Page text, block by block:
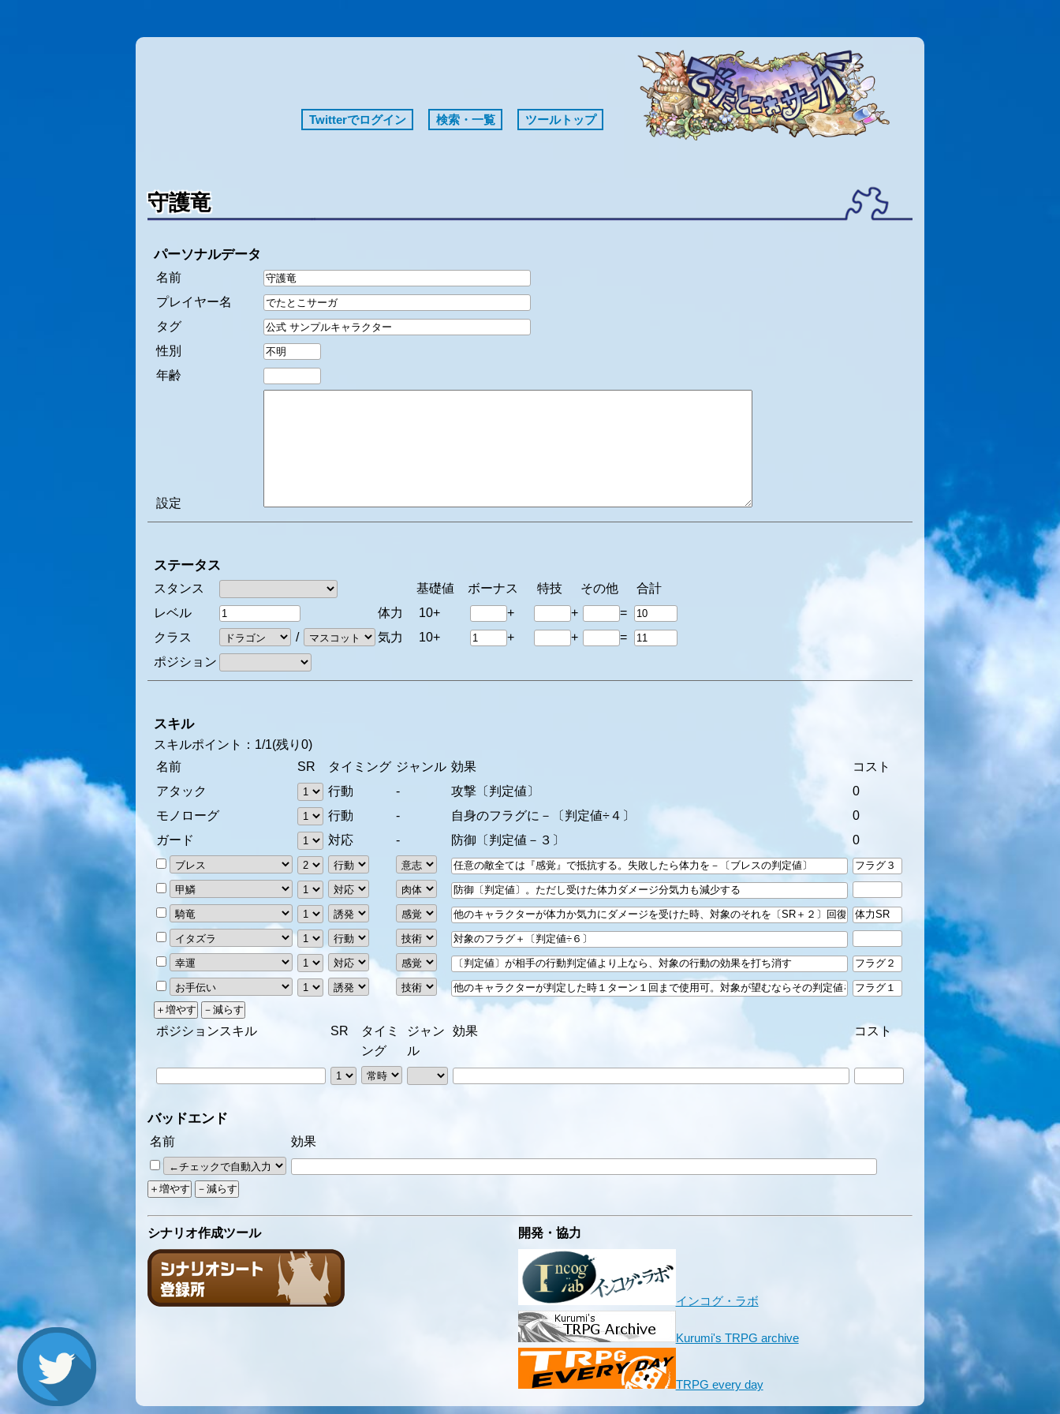
Twitterでログイン 検索・一覧 ツールトップ
守護竜
パーソナルデータ
名前
プレイヤー名
タグ
性別
年齢
設定
ステータス
スタンス 基礎値 ボーナス 特技 その他
合計
レベル
体力 10+ + +
=
クラス
/ 気力 10+ + +
=
ポジション
スキル
スキルポイント： 1/1(残り0)
名前
SR タイミング ジャンル 効果
コスト
アタック
行動 - 攻撃〔判定値〕
0
モノローグ
行動 - 自身のフラグに－〔判定値÷４〕
0
ガード
対応 - 防御〔判定値－３〕 0
ポジションスキル SR
タイミ
ング
ジャン
ル
効果 コスト
バッドエンド
名前 効果
シナリオ作成ツール 開発・協力
インコグ・ラボ
Kurumi's TRPG archive
TRPG every day